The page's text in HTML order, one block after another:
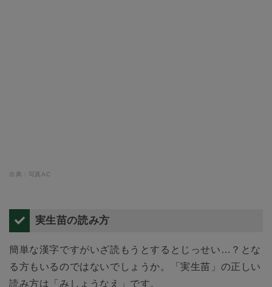
出典：写真AC
実生苗の読み方
簡単な漢字ですがいざ読もうとするとじっせい…？とな
る方もいるのではないでしょうか。「実生苗」の正しい
読み方は「みしょうなえ」です。